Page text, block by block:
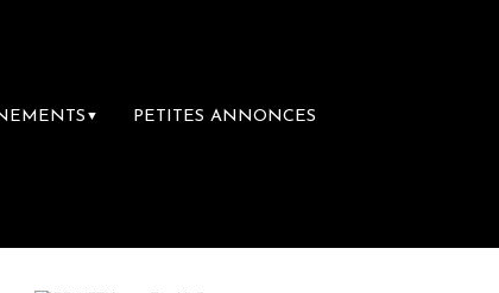
▼ PETITES ANNONCES